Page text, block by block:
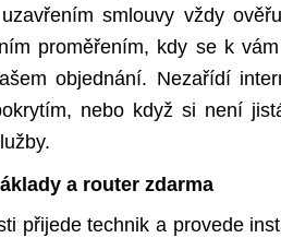
smlouvy vždy
proměřením, kdy se k
objednání. Nezařídí
nebo když si není
a router zdarma
přijede technik a provede